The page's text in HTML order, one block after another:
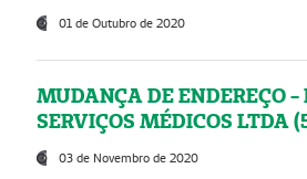
01 de Outubro de 2020
MUDANÇA DE ENDEREÇO
SERVIÇOS MÉDICOS LTDA
03 de Novembro de 2020